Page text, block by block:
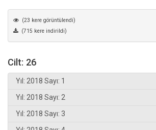
(23 kere görüntülendi)
(715 kere indirildi)
Cilt: 26
Yıl: 2018 Sayı: 1
Yıl: 2018 Sayı: 2
Yıl: 2018 Sayı: 3